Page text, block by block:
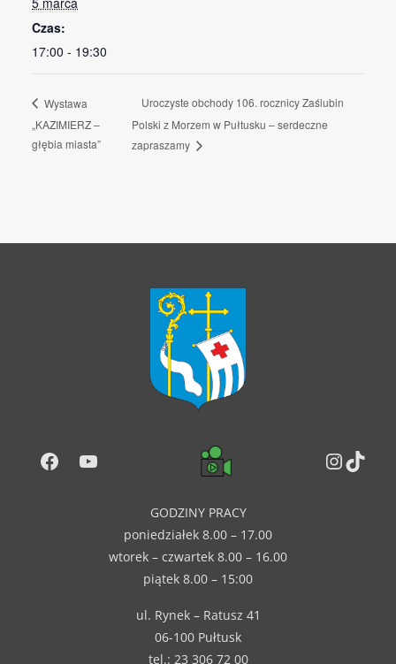
Czas:
17:00 - 19:30
Wystawa
„KAZIMIERZ –
głębia miasta”
Uroczyste obchody 106. rocznicy Zaślubin
Polski z Morzem w Pułtusku – serdeczne
zapraszamy
Facebook
YouTube
GODZINY PRACY
poniedziałek 8.00 – 17.00
wtorek – czwartek 8.00 – 16.00
piątek 8.00 – 15:00
ul. Rynek – Ratusz 41
06-100 Pułtusk
tel.: 23 306 72 00